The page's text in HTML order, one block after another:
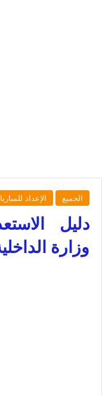
الجميع الإعداد
دليل
وزارة